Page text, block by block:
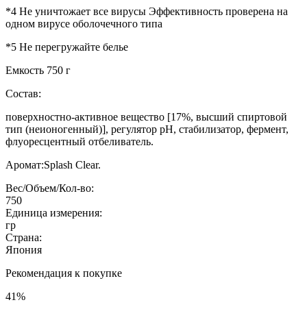
*4 Не уничтожает все вирусы Эффективность проверена на
одном вирусе оболочечного типа
*5 Не перегружайте белье
Емкость 750 г
Состав:
поверхностно-активное вещество [17%, высший спиртовой
тип (неионогенный)], регулятор pH, стабилизатор, фермент,
флуоресцентный отбеливатель.
Аромат:Splash Clear.
Вес/Объем/Кол-во:
750
Единица измерения:
гр
Страна:
Япония
Рекомендация к покупке
41%